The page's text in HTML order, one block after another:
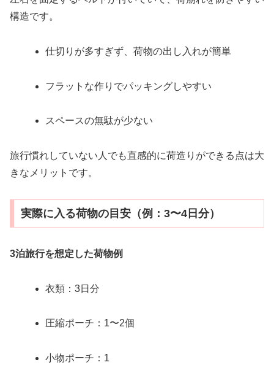
構造です。
仕切りが多すぎず、荷物の出し入れが簡単
フラットな作りでパッキングしやすい
スペースの無駄が少ない
旅行慣れしていない人でも直感的に荷造りができる点は大
きなメリットです。
実際に入る荷物の目安（例：3〜4日分）
3泊旅行を想定した荷物例
衣類：3日分
圧縮ポーチ：1〜2個
小物ポーチ：1